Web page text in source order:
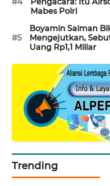
Mabes Polri
#5
Boyamin Saiman
Mengejutkan,
Uang Rp1,1 Miliar
Trending
METRO
SIANTAR
NEWS
METRO
JAKARTA
NEWS
KRT
NEWS